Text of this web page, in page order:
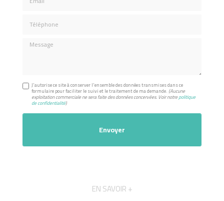
Message
J'autorise ce site à conserver l'ensemble des données transmises dans ce
formulaire pour faciliter le suivi et le traitement de ma demande. (Aucune
exploitation commerciale ne sera faite des données concervées. Voir notrepolitique
de confidentialité)
EN SAVOIR +